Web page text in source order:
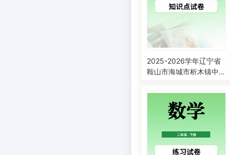
2025-2026学年辽宁省
鞍山市海城市析木镇中
册3月阶段检测数学试卷